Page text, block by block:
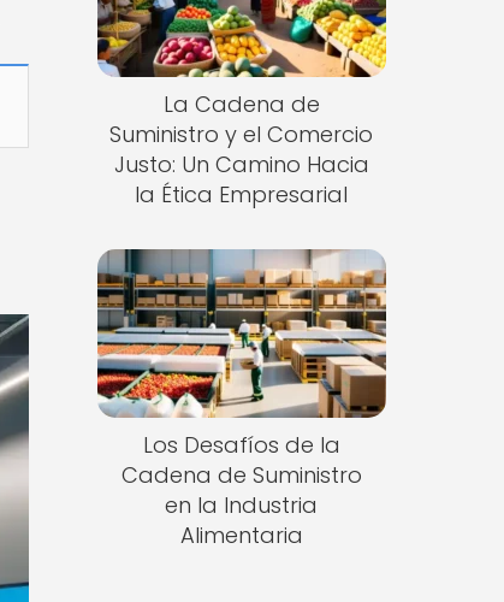
La Cadena de
Suministro y el Comercio
Justo: Un Camino Hacia
la Ética Empresarial
Los Desafíos de la
Cadena de Suministro
en la Industria
Alimentaria